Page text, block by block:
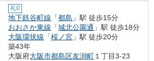
礼0
地下鉄谷町線 「都島 」駅 徒歩15分
おおさか東線 「城北公園通 」駅 徒歩18分
大阪環状線 「桜ノ宮 」駅 徒歩20分
築43年
大阪府大阪市都島区友渕町１丁目3-23